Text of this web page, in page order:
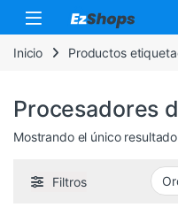
Saltar a la navegación
Saltar al contenido
Inicio Productos
Procesadores
Mostrando el único resultado
Filtros